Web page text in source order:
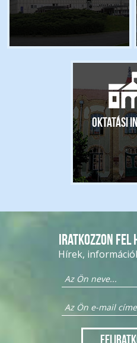
Oktatási
Iratkozzon fel
Hírek,